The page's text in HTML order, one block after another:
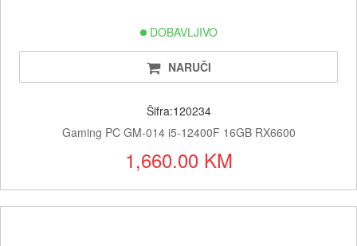
DOBAVLJIVO
NARUČI
Šifra:120234
Gaming PC GM-014 i5-12400F 16GB RX6600
1,660.00 KM